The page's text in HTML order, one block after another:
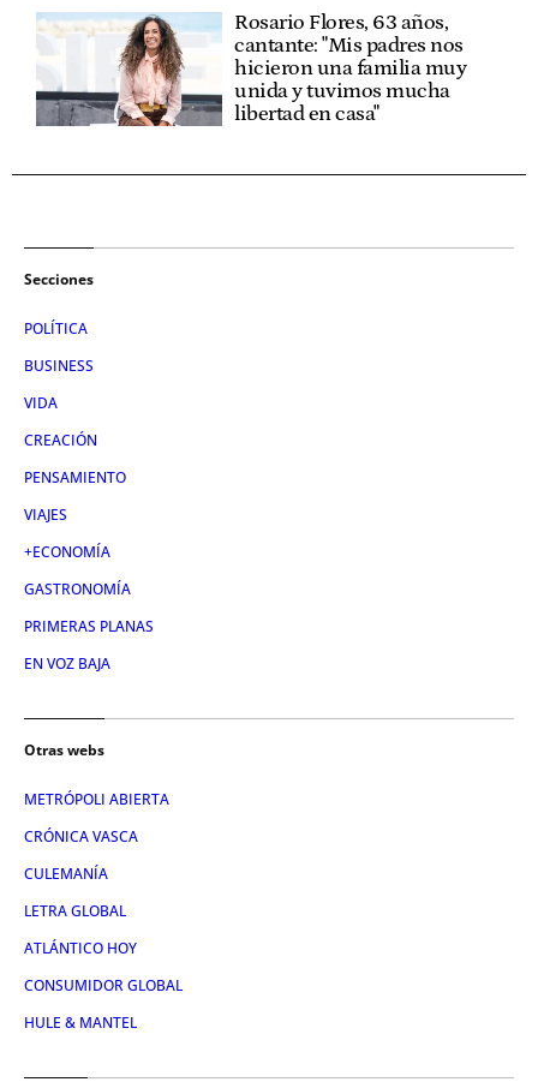
Rosario Flores, 63 años,
cantante: "Mis padres nos
hicieron una familia muy
unida y tuvimos mucha
libertad en casa"
Secciones
POLÍTICA
BUSINESS
VIDA
CREACIÓN
PENSAMIENTO
VIAJES
+ECONOMÍA
GASTRONOMÍA
PRIMERAS PLANAS
EN VOZ BAJA
Otras webs
METRÓPOLI ABIERTA
CRÓNICA VASCA
CULEMANÍA
LETRA GLOBAL
ATLÁNTICO HOY
CONSUMIDOR GLOBAL
HULE & MANTEL